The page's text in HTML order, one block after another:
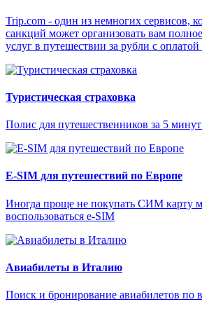
Trip.com - один из немногих сервисов,
санкций может организовать вам
услуг в путешествии за рубли с
Туристическая страховка
Полис для путешественников за 5
E-SIM для путешествий по Европе
Иногда проще не покупать СИМ карту
воспользоваться e-SIM
Авиабилеты в Италию
Поиск и бронирование авиабилетов по